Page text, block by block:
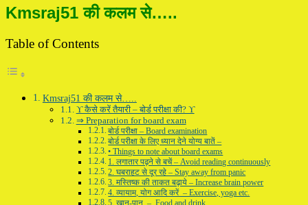
Kmsraj51 की कलम से…..
Table of Contents
Kmsraj51 की कलम से…..
ϒ कैसे करें तैयारी – बोर्ड परीक्षा की? ϒ
⇒ Preparation for board exam
बोर्ड परीक्षा – Board examination
बोर्ड परीक्षा के लिए ध्यान देने योग्य बातें –
• Things to note about board exams
1. लगातार पढ़ने से बचें – Avoid reading continuously
2. घबराहट से दूर रहे – Stay away from panic
3. मस्तिष्क की ताकत बढ़ाये – Increase brain power
4. व्यायाम, योग आदि करें – Exercise, yoga etc.